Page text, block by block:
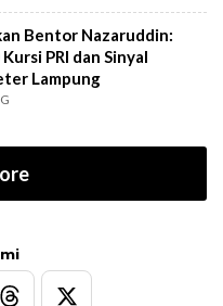
Bentor Nazaruddin:
PRI dan Sinyal
Lampung